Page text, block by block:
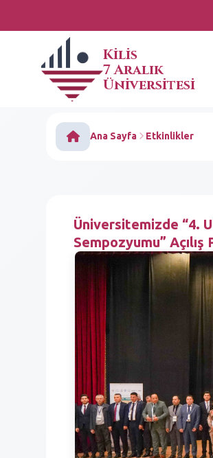
Kilis
7 Aralık
Üniversitesi
Ana Sayfa Etkinlikler
Üniversitemizde “4.
Sempozyumu”